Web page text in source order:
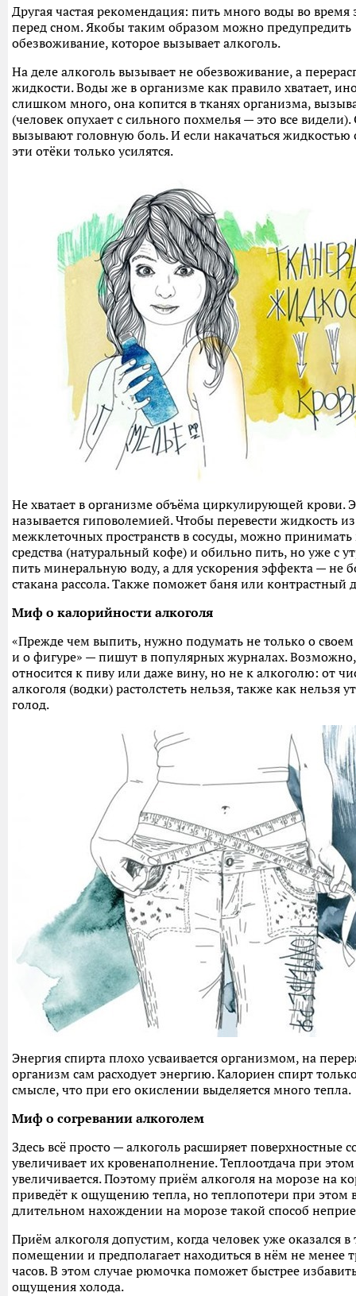
Другая частая рекомендация: пить много воды во время
перед сном. Якобы таким образом можно предупредить
обезвоживание, которое вызывает алкоголь.
На деле алкоголь вызывает не обезвоживание, а
жидкости. Воды же в организме как правило хватает,
слишком много, она копится в тканях организма,
(человек опухает с сильного похмелья — это все
вызывают головную боль. И если накачаться жидкостью
эти отёки только усилятся.
Не хватает в организме объёма циркулирующей крови.
называется гиповолемией. Чтобы перевести жидкость из
межклеточных пространств в сосуды, можно
средства (натуральный кофе) и обильно пить, но уже с
пить минеральную воду, а для ускорения эффекта — не
стакана рассола. Также поможет баня или контрастный
Миф о калорийности алкоголя
«Прежде чем выпить, нужно подумать не только о своем
и о фигуре» — пишут в популярных журналах.
относится к пиву или даже вину, но не к алкоголю: от
алкоголя (водки) растолстеть нельзя, также как нельзя
голод.
Энергия спирта плохо усваивается организмом, на
организм сам расходует энергию. Калориен спирт
смысле, что при его окислении выделяется много тепла.
Миф о согревании алкоголем
Здесь всё просто — алкоголь расширяет поверхностные
увеличивает их кровенаполнение. Теплоотдача при этом
увеличивается. Поэтому приём алкоголя на морозе на
приведёт к ощущению тепла, но теплопотери при этом
длительном нахождении на морозе такой способ
Приём алкоголя допустим, когда человек уже оказался
помещении и предполагает находиться в нём не менее
часов. В этом случае рюмочка поможет быстрее
ощущения холода.